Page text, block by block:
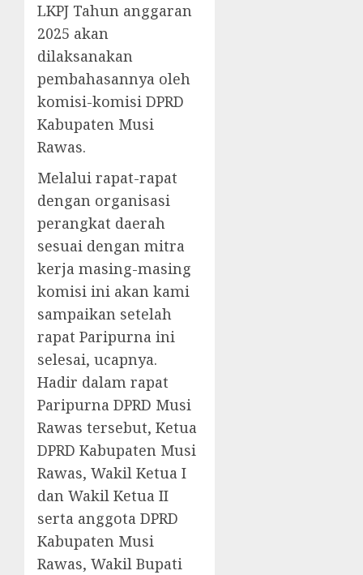
LKPJ Tahun anggaran
2025 akan
dilaksanakan
pembahasannya oleh
komisi-komisi DPRD
Kabupaten Musi
Rawas.
Melalui rapat-rapat
dengan organisasi
perangkat daerah
sesuai dengan mitra
kerja masing-masing
komisi ini akan kami
sampaikan setelah
rapat Paripurna ini
selesai, ucapnya.
Hadir dalam rapat
Paripurna DPRD Musi
Rawas tersebut, Ketua
DPRD Kabupaten Musi
Rawas, Wakil Ketua I
dan Wakil Ketua II
serta anggota DPRD
Kabupaten Musi
Rawas, Wakil Bupati